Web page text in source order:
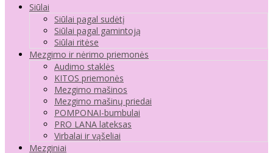
Siūlai
Siūlai pagal sudėtį
Siūlai pagal gamintoją
Siūlai ritėse
Mezgimo ir nėrimo priemonės
Audimo staklės
KITOS priemonės
Mezgimo mašinos
Mezgimo mašinų priedai
POMPONAI-bumbulai
PRO LANA lateksas
Virbalai ir vąšeliai
Mezginiai